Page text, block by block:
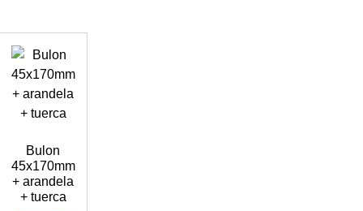
Bulon
45x170mm
+ arandela
+ tuerca